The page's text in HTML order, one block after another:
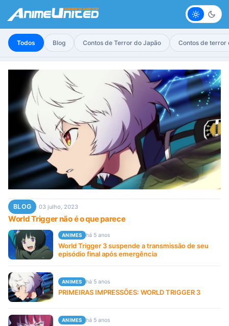
Claro
Todos Blog Contos de Terror do Japão Contos de terror
BLOG 03 julho, 2023
World Trigger não é o que parece
ANIMES há 5 anos
World Trigger 3 suspende a transmissão de seu
episódio final após emergência
ANIMES há 5 anos
PRIMEIRAS IMPRESSÕES: WORLD TRIGGER 3
ANIMES há 5 anos